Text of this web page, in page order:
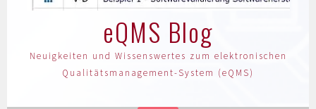
eQMS Blog
Neuigkeiten und Wissenswertes zum elektronischen
Qualitätsmanagement-System (eQMS)